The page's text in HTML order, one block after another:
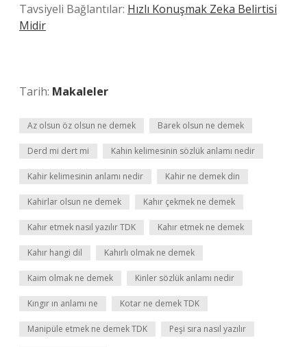
Tavsiyeli Bağlantılar: Hızlı Konuşmak Zeka Belirtisi
Midir
Tarih: Makaleler
Az olsun öz olsun ne demek Barek olsun ne demek
Derd mi dert mi Kahin kelimesinin sözlük anlamı nedir
Kahir kelimesinin anlamı nedir Kahir ne demek din
Kahirlar olsun ne demek Kahır çekmek ne demek
Kahır etmek nasıl yazılır TDK Kahır etmek ne demek
Kahır hangi dil Kahırlı olmak ne demek
Kaim olmak ne demek Kinler sözlük anlamı nedir
Kıngır ın anlamı ne Kotar ne demek TDK
Manipüle etmek ne demek TDK Peşi sıra nasıl yazılır